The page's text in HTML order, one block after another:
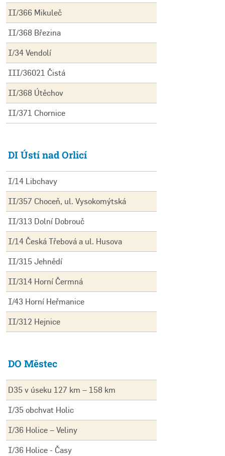
II/366 Mikuleč
II/368 Březina
I/34 Vendolí
III/36021 Čistá
II/368 Útěchov
II/371 Chornice
DI Ústí nad Orlicí
I/14 Libchavy
II/357 Choceň, ul. Vysokomýtská
II/313 Dolní Dobrouč
I/14 Česká Třebová a ul. Husova
II/315 Jehnědí
II/314 Horní Čermná
I/43 Horní Heřmanice
II/312 Hejnice
DO Městec
D35 v úseku 127 km – 158 km
I/35 obchvat Holic
I/36 Holice – Veliny
I/36 Holice - Časy